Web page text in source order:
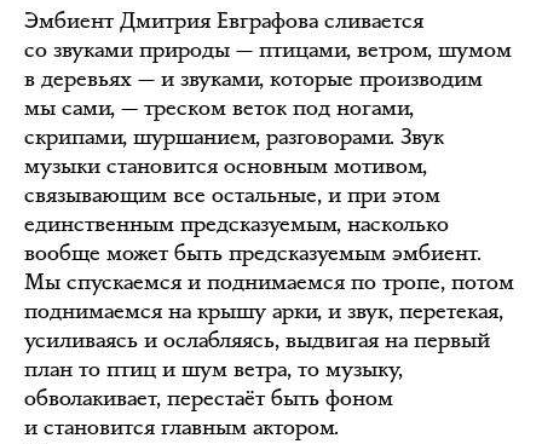
Эмбиент Дмитрия Евграфова сливается
со звуками природы — птицами, ветром, шумом
в деревьях — и звуками, которые производим
мы сами, — треском веток под ногами,
скрипами, шуршанием, разговорами. Звук
музыки становится основным мотивом,
связывающим все остальные, и при этом
единственным предсказуемым, насколько
вообще может быть предсказуемым эмбиент.
Мы спускаемся и поднимаемся по тропе, потом
поднимаемся на крышу арки, и звук, перетекая,
усиливаясь и ослабляясь, выдвигая на первый
план то птиц и шум ветра, то музыку,
обволакивает, перестаёт быть фоном
и становится главным актором.